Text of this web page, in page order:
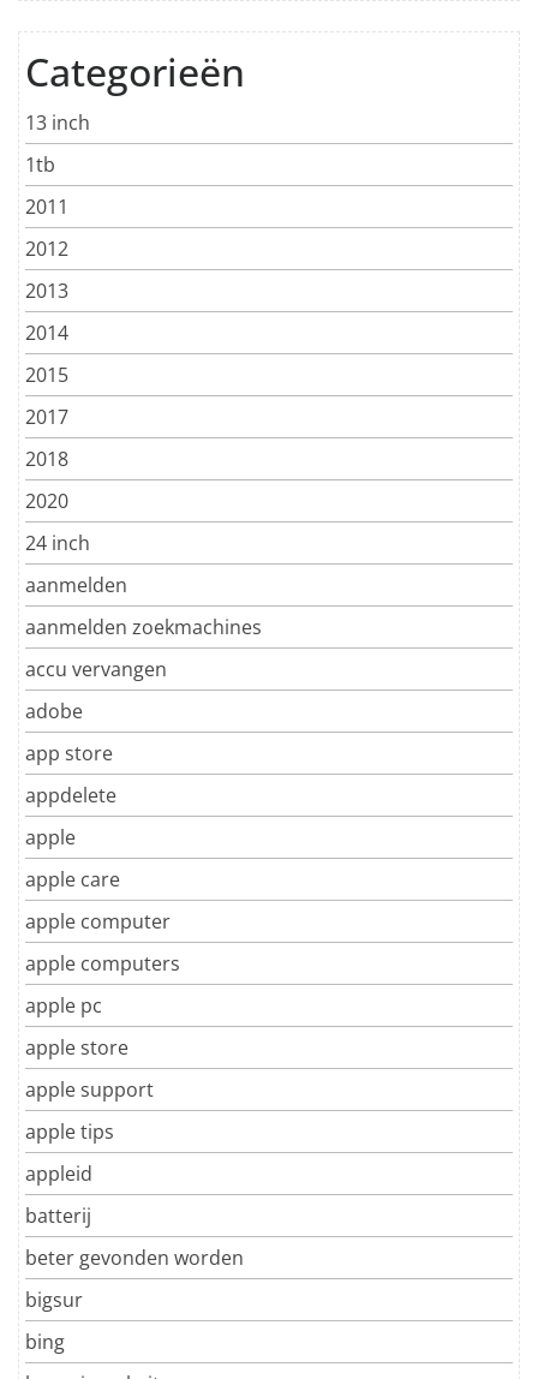
Categorieën
13 inch
1tb
2011
2012
2013
2014
2015
2017
2018
2020
24 inch
aanmelden
aanmelden zoekmachines
accu vervangen
adobe
app store
appdelete
apple
apple care
apple computer
apple computers
apple pc
apple store
apple support
apple tips
appleid
batterij
beter gevonden worden
bigsur
bing